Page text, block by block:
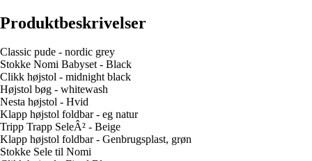
Produktbeskrivelser
Classic pude - nordic grey
Stokke Nomi Babyset - Black
Clikk højstol - midnight black
Højstol bøg - whitewash
Nesta højstol - Hvid
Klapp højstol foldbar - eg natur
Tripp Trapp SeleÂ² - Beige
Klapp højstol foldbar - Genbrugsplast, grøn
Stokke Sele til Nomi